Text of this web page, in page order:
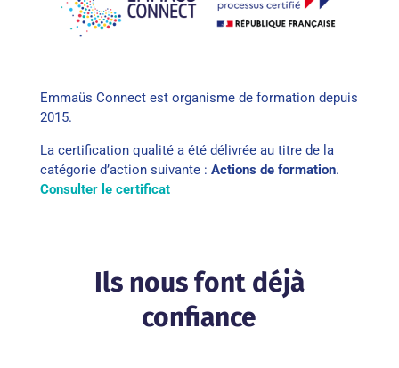
Emmaüs Connect est organisme de formation depuis
2015.
La certification qualité a été délivrée au titre de la
catégorie d’action suivante : Actions de formation.
Consulter le certificat
Ils nous font déjà
confiance